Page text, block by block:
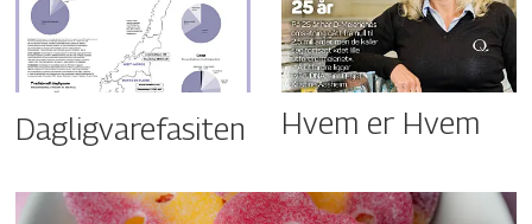
Dagligvarefasiten Hvem er Hvem